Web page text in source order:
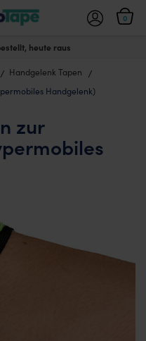
heute raus
0
Handgelenk Tapen
Handgelenk)
zur